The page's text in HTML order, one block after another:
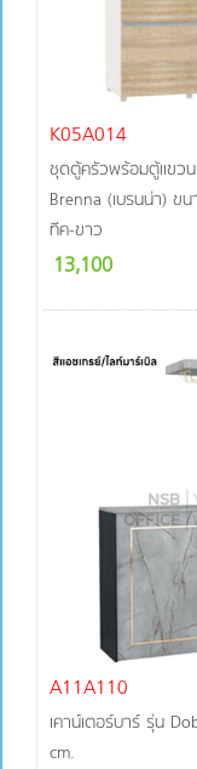
K05A014
ชุดตู้ครัวพร้อมตู้แขว
Brenna (เบรนน่า) ข
ทีค-ขาว
13,100
A11A110
เคาน์เตอร์บาร์ รุ่น
cm.